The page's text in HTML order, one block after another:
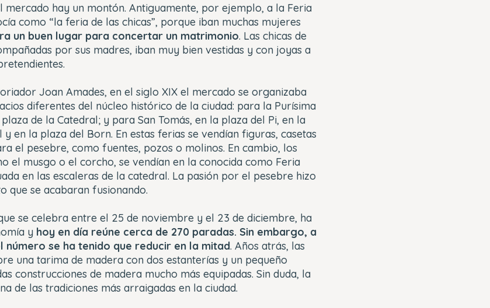
mercado hay un montón. Antiguamente, por ejemplo, a la Feria
como “la feria de las chicas”, porque iban muchas mujeres
un buen lugar para concertar un matrimonio. Las chicas de
por sus madres, iban muy bien vestidas y con joyas a
Joan Amades, en el siglo XIX el mercado se organizaba
diferentes del núcleo histórico de la ciudad: para la Purísima
de la Catedral; y para San Tomás, en la plaza del Pi, en la
en la plaza del Born. En estas ferias se vendían figuras, casetas
el pesebre, como fuentes, pozos o molinos. En cambio, los
el musgo o el corcho, se vendían en la conocida como Feria
en las escaleras de la catedral. La pasión por el pesebre hizo
que se acabaran fusionando.
se celebra entre el 25 de noviembre y el 23 de diciembre, ha
y hoy en día reúne cerca de 270 paradas. Sin embargo, a
número se ha tenido que reducir en la mitad. Años atrás, las
una tarima de madera con dos estanterías y un pequeño
construcciones de madera mucho más equipadas. Sin duda, la
de las tradiciones más arraigadas en la ciudad.